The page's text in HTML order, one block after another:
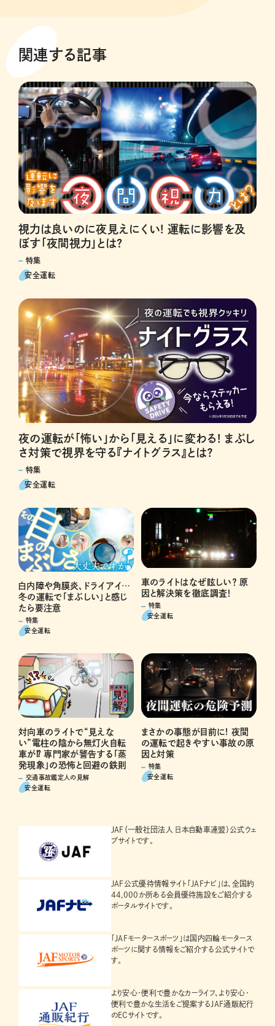
関連する記事
視力は良いのに夜見えにくい! 運転に影響を及
ぼす「夜間視力」とは?
特集
安全運転
夜の運転が「怖い」から「見える」に変わる! まぶし
さ対策で視界を守る『ナイトグラス』とは？
特集
安全運転
白内障や角膜炎、ドライアイ…
冬の運転で「まぶしい」と感じ
たら要注意
特集
安全運転
車のライトはなぜ眩しい？ 原
因と解決策を徹底調査！
特集
安全運転
対向車のライトで“見えな
い”電柱の陰から無灯火自転
車が⁉ 専門家が警告する「蒸
発現象」の恐怖と回避の鉄則
交通事故鑑定人の見解
安全運転
まさかの事態が目前に! 夜間
の運転で起きやすい事故の原
因と対策
特集
安全運転
JAF（一般社団法人 日本自動車連盟）公式ウェ
ブサイトです。
JAF公式優待情報サイト「JAFナビ」は、全国約
44,000か所ある会員優待施設をご紹介する
ポータルサイトです。
「JAFモータースポーツ」は国内四輪モータース
ポーツに関する情報をご紹介する公式サイトで
す。
より安心・便利で豊かなカーライフ、より安心・
便利で豊かな生活をご提案するJAF通販紀行
のECサイトです。